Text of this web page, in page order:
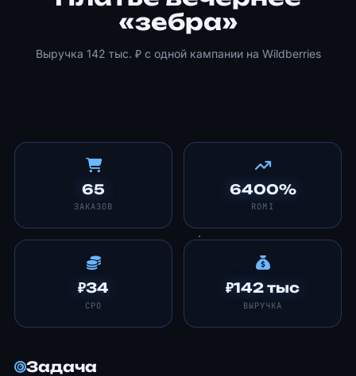
«зебра»
Выручка 142 тыс. ₽ с одной кампании на Wildberries
65
ЗАКАЗОВ
6400%
ROMI
₽34
CPO
₽142 тыс
ВЫРУЧКА
Задача